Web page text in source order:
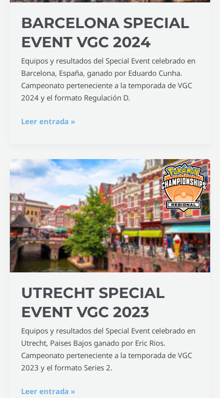
BARCELONA SPECIAL
EVENT VGC 2024
Equipos y resultados del Special Event celebrado en
Barcelona, España, ganado por Eduardo Cunha.
Campeonato perteneciente a la temporada de VGC
2024 y el formato Regulación D.
Leer entrada »
UTRECHT SPECIAL
EVENT VGC 2023
Equipos y resultados del Special Event celebrado en
Utrecht, Paises Bajos ganado por Eric Rios.
Campeonato perteneciente a la temporada de VGC
2023 y el formato Series 2.
Utrecht
Special
VGC
2023
Leer entrada »